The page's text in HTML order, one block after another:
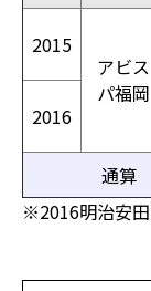
2015
アビス
パ福岡
2016
通算
※2016明治安田